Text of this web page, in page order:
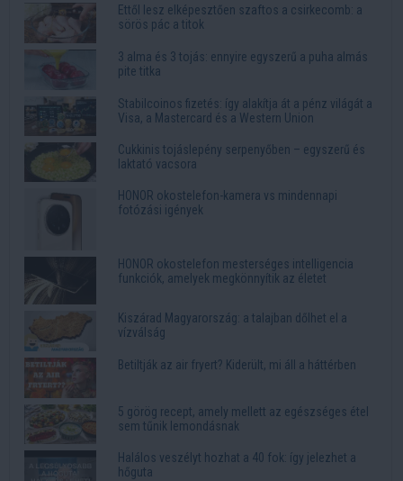
Ettől lesz elképesztően szaftos a csirkecomb: a
sörös pác a titok
3 alma és 3 tojás: ennyire egyszerű a puha almás
pite titka
Stabilcoinos fizetés: így alakítja át a pénz világát a
Visa, a Mastercard és a Western Union
Cukkinis tojáslepény serpenyőben – egyszerű és
laktató vacsora
HONOR okostelefon-kamera vs mindennapi
fotózási igények
HONOR okostelefon mesterséges intelligencia
funkciók, amelyek megkönnyítik az életet
Kiszárad Magyarország: a talajban dőlhet el a
vízválság
Betiltják az air fryert? Kiderült, mi áll a háttérben
5 görög recept, amely mellett az egészséges étel
sem tűnik lemondásnak
Halálos veszélyt hozhat a 40 fok: így jelezhet a
hőguta